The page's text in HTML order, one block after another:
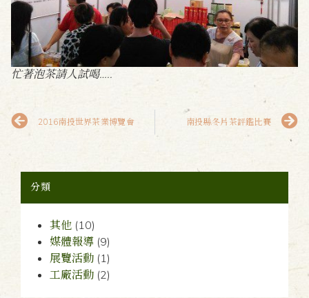
忙著泡茶請人試喝…..
2016南投世界茶業博覽會 南投縣冬片茶評鑑比賽
分類
其他 (10)
媒體報導 (9)
展覽活動 (1)
工廠活動 (2)